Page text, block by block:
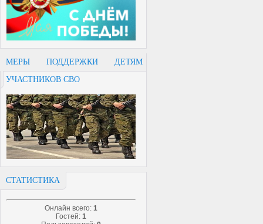
МЕРЫ ПОДДЕРЖКИ ДЕТЯМ
УЧАСТНИКОВ СВО
СТАТИСТИКА
Онлайн всего: 1
Гостей: 1